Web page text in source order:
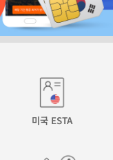
미국 ESTA